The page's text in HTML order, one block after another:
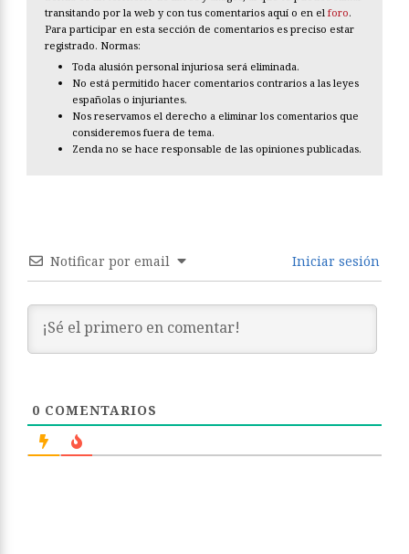
transitando por la web y con tus comentarios aquí o en el foro.
Para participar en esta sección de comentarios es preciso estar
registrado. Normas:
Toda alusión personal injuriosa será eliminada.
No está permitido hacer comentarios contrarios a las leyes
españolas o injuriantes.
Nos reservamos el derecho a eliminar los comentarios que
consideremos fuera de tema.
Zenda no se hace responsable de las opiniones publicadas.
Notificar por email Iniciar sesión
0 COMENTARIOS